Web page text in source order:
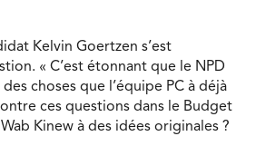
Kelvin Goertzen s’est
« C’est étonnant que le NPD
choses que l’équipe PC à déjà
ces questions dans le Budget
Kinew à des idées originales ?